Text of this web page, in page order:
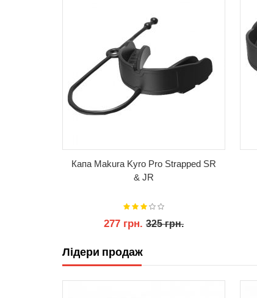
Капа Makura Kyro Pro Strapped SR
& JR
277 грн. 325 грн.
Лідери продаж